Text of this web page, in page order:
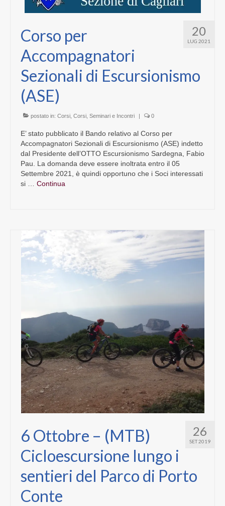
20
LUG 2021
Corso per
Accompagnatori
Sezionali di Escursionismo
(ASE)
postato in: Corsi Corsi, Seminari e Incontri | 0
E’ stato pubblicato il Bando relativo al Corso per
Accompagnatori Sezionali di Escursionismo (ASE) indetto
dal Presidente dell’OTTO Escursionismo Sardegna, Fabio
Pau. La domanda deve essere inoltrata entro il 05
Settembre 2021, è quindi opportuno che i Soci interessati
si … Continua
26
SET 2019
6 Ottobre – (MTB)
Cicloescursione lungo i
sentieri del Parco di Porto
Conte